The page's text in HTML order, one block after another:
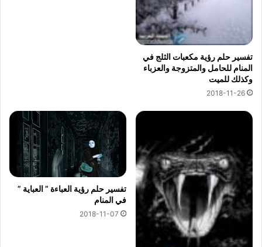
تفسير حلم رؤية مكعبات الثلج في
المنام للحامل والمتزوجة والعزباء
وكذلك للميت
2018-11-26
تفسير حلم رؤية العباءة ” العباية ”
في المنام
2018-11-07